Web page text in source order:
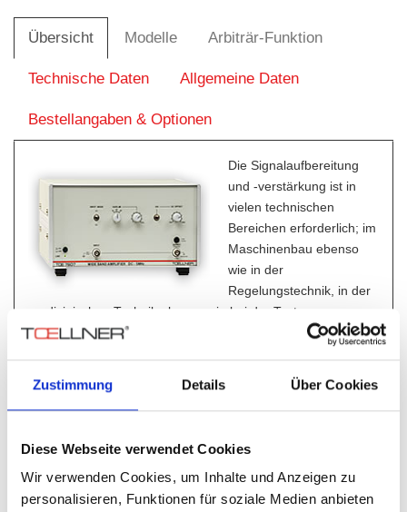
Zustimmung Details Über Cookies
Diese Webseite verwendet Cookies
Wir verwenden Cookies, um Inhalte und Anzeigen zu
personalisieren, Funktionen für soziale Medien anbieten
Übersicht Modelle Arbiträr-Funktion
Technische Daten Allgemeine Daten
Bestellangaben & Optionen
Die Signalaufbereitung
und -verstärkung ist in
vielen technischen
Bereichen erforderlich; im
Maschinenbau ebenso
wie in der
Regelungstechnik, in der
medizinischen Technik ebenso wie bei der Testung.
Mit dem Breitbandverstärker TOE 7607 lassen sich diese
ss
an 50 Ohm lösen.
Der Breitbandverstärker TOE 7607 zeichnet sich durch seine
hohe Ausgangsspannung von bis zu 40 V
an 50 Ohm und
Die Verstärkung ist kontinuierlich einstellbar bis max. 26 dB,
der Frequenzbereich reicht von DC bis 5 MHz.
Als Einsatzgebiete sind neben den universellen